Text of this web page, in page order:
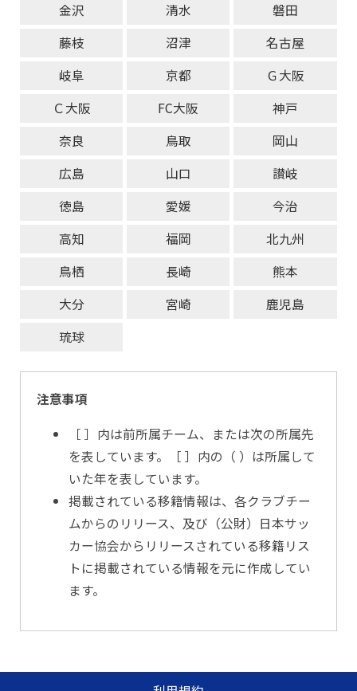
金沢
清水
磐田
藤枝
沼津
名古屋
岐阜
京都
Ｇ大阪
Ｃ大阪
FC大阪
神戸
奈良
鳥取
岡山
広島
山口
讃岐
徳島
愛媛
今治
高知
福岡
北九州
鳥栖
長崎
熊本
大分
宮崎
鹿児島
琉球
注意事項
［ ］内は前所属チーム、または次の所属先
を表しています。［ ］内の（ ）は所属して
いた年を表しています。
掲載されている移籍情報は、各クラブチー
ムからのリリース、及び（公財）日本サッ
カー協会からリリースされている移籍リス
トに掲載されている情報を元に作成してい
ます。